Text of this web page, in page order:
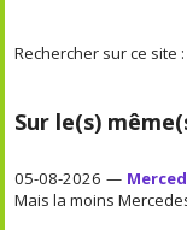
Rechercher sur ce site :
Sur le(s)
05-08-2026 —
Mais la moins